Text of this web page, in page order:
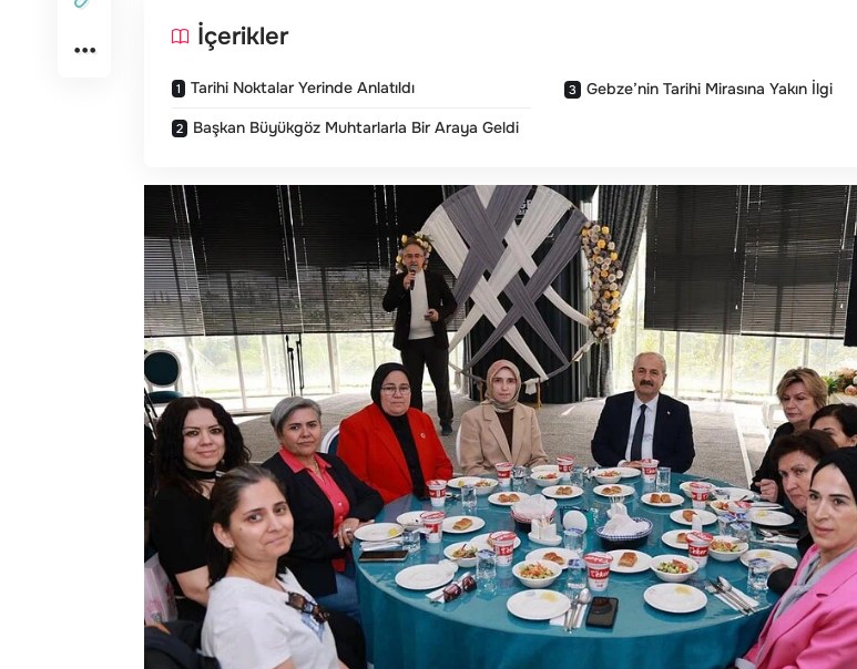
İçerikler
Tarihi Noktalar Yerinde Anlatıldı
Başkan Büyükgöz Muhtarlarla Bir Araya Geldi
Gebze’nin Tarihi Mirasına Yakın İlgi